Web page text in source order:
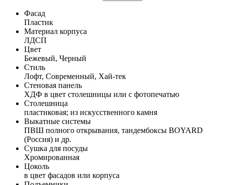
Фасад
Пластик
Материал корпуса
ЛДСП
Цвет
Бежевый, Черный
Стиль
Лофт, Современный, Хай-тек
Стеновая панель
ХДФ в цвет столешницы или с фотопечатью
Столешница
пластиковая; из искусственного камня
Выкатные системы
ПВШ полного открывания, тандембоксы BOYARD
(Россия) и др.
Сушка для посуды
Хромированная
Цоколь
в цвет фасадов или корпуса